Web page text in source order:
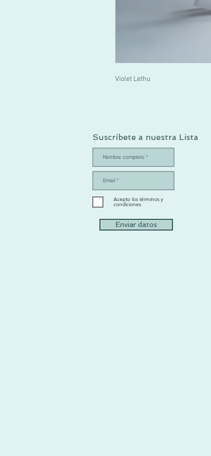
Violet Lethu
Suscríbete a nuestra Lista
Acepto los términos y
condiciones
Enviar datos